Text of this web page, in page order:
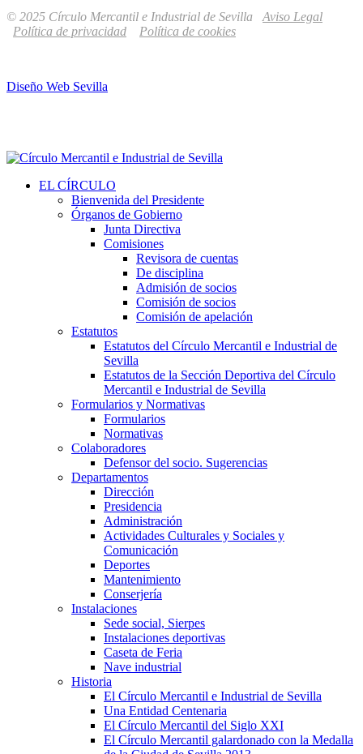
© 2025 Círculo Mercantil e Industrial de Sevilla Aviso Legal
Política de privacidad
Política de cookies
Diseño Web Sevilla
EL CÍRCULO
Bienvenida del Presidente
Órganos de Gobierno
Junta Directiva
Comisiones
Revisora de cuentas
De disciplina
Admisión de socios
Comisión de socios
Comisión de apelación
Estatutos
Estatutos del Círculo Mercantil e Industrial de
Sevilla
Estatutos de la Sección Deportiva del Círculo
Mercantil e Industrial de Sevilla
Formularios y Normativas
Formularios
Normativas
Colaboradores
Defensor del socio. Sugerencias
Departamentos
Dirección
Presidencia
Administración
Actividades Culturales y Sociales y
Comunicación
Deportes
Mantenimiento
Conserjería
Instalaciones
Sede social, Sierpes
Instalaciones deportivas
Caseta de Feria
Nave industrial
Historia
El Círculo Mercantil e Industrial de Sevilla
Una Entidad Centenaria
El Círculo Mercantil del Siglo XXI
El Círculo Mercantil galardonado con la Medalla